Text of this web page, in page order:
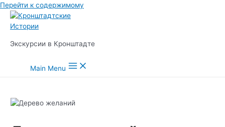
Перейти к содержимому
Экскурсии в Кронштадте
Main Menu